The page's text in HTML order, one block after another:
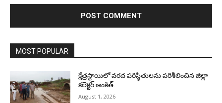
MOST POPULAR
క్షేత్రస్థాయిలో వరద పరిస్థితులను పరిశీలించిన జిల్లా
కలెక్టర్ అంకిత్.
August 1, 2026